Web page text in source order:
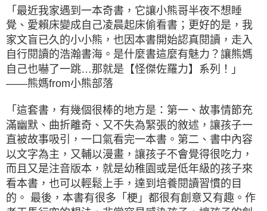
「最近我家遇到一本奇書，它讓小熊哥半夜不想睡
覺、愛賴床變成自己凌晨起床偷看書；更好的是，我
家文盲已久的小小熊，也因本書開始認真閱讀，走入
自行閱讀的浩瀚書海。是什麼書這麼有魅力？讓熊媽
自己也嚇了一跳…那就是【怪傑佐羅力】系列！」
——熊媽from小熊部落
「這套書，有幾個很棒的地方是：第一、故事情節充
滿幽默、曲折離奇、又不失為緊張的敘述，讓孩子一
直被故事吸引，一口氣看完一本書。第二、書中內容
以文字為主，又輔以漫畫，讓孩子不會覺得很吃力，
而且又是注音版本，就是幼稚園或是低年級的孩子來
看本書，也可以輕鬆上手，達到培養閱讀習慣的目
的。 最後，本書有很多「梗」都很有創意又有趣。作